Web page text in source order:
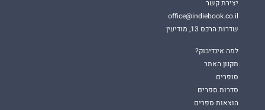
יצירת קשר
office@indiebook.co.il
שדרות הרכס 13, מודיעין
למה אינדיבוק?
תקנון האתר
סופרים
סדרות ספרים
הוצאות ספרים